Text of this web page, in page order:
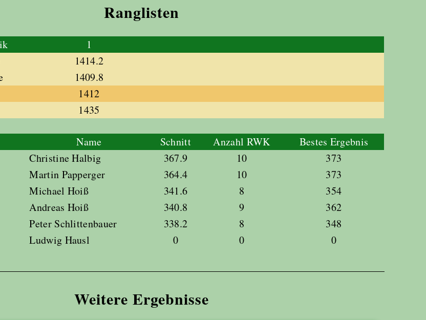
Ranglisten
1
1414.2
1409.8
1412
1435
Name Schnitt Anzahl RWK
Bestes Ergebnis
Christine Halbig 367.9 10
373
Martin Papperger 364.4 10
373
Michael Hoiß 341.6 8
354
Andreas Hoiß 340.8 9
362
Peter Schlittenbauer 338.2 8
348
Ludwig Hausl 0 0 0
Weitere Ergebnisse